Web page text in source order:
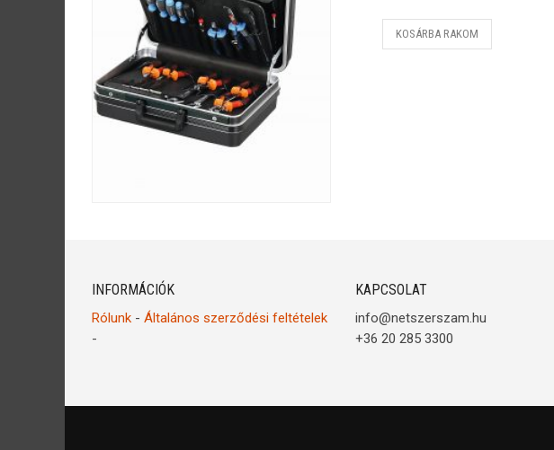
KOSÁRBA RAKOM
INFORMÁCIÓK
Rólunk - Általános szerződési feltételek
-
KAPCSOLAT
info@netszerszam.hu
+36 20 285 3300